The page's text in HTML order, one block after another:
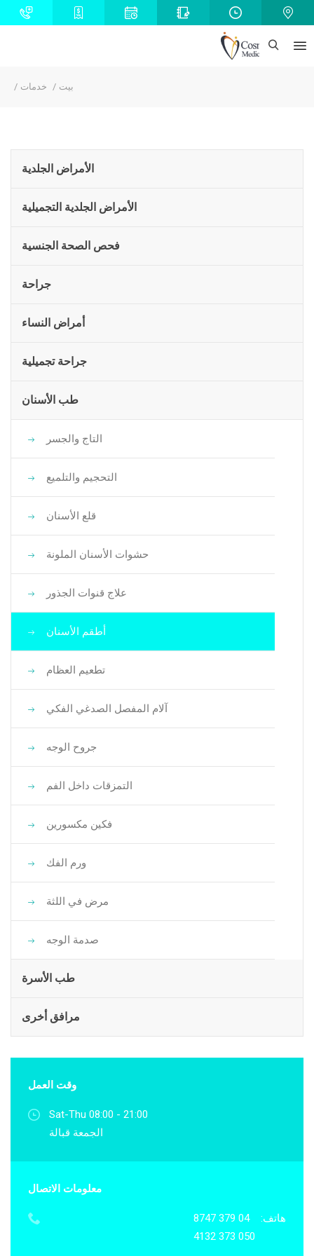
بيت خدمات
الأمراض الجلدية
الأمراض الجلدية التجميلية
فحص الصحة الجنسية
جراحة
أمراض النساء
جراحة تجميلية
طب الأسنان
التاج والجسر
التحجيم والتلميع
قلع الأسنان
حشوات الأسنان الملونة
علاج قنوات الجذور
أطقم الأسنان
تطعيم العظام
آلام المفصل الصدغي الفكي
جروح الوجه
التمزقات داخل الفم
فكين مكسورين
ورم الفك
مرض في اللثة
صدمة الوجه
طب الأسرة
مرافق أخرى
وقت العمل
Sat-Thu 08:00 - 21:00
الجمعة قبالة
معلومات الاتصال
هاتف:
04 379 8747
050 373 4132